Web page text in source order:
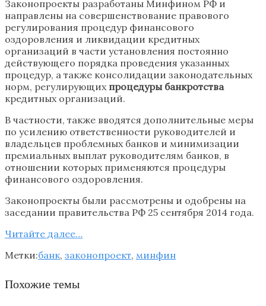
Законопроекты разработаны Минфином РФ и
направлены на совершенствование правового
регулирования процедур финансового
оздоровления и ликвидации кредитных
организаций в части установления постоянно
действующего порядка проведения указанных
процедур, а также консолидации законодательных
норм, регулирующих процедуры банкротства
кредитных организаций.
В частности, также вводятся дополнительные меры
по усилению ответственности руководителей и
владельцев проблемных банков и минимизации
премиальных выплат руководителям банков, в
отношении которых применяются процедуры
финансового оздоровления.
Законопроекты были рассмотрены и одобрены на
заседании правительства РФ 25 сентября 2014 года.
Читайте далee…
Метки:банк, законопроект, минфин
Похожие темы